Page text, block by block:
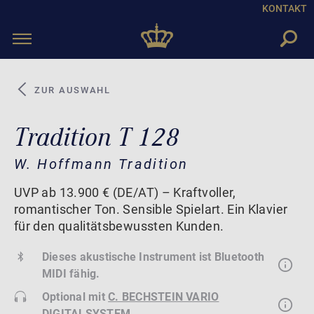
KONTAKT
Toggle
ZUR AUSWAHL
Tradition T 128
W. Hoffmann Tradition
UVP ab 13.900 € (DE/AT) – Kraftvoller,
romantischer Ton. Sensible Spielart. Ein Klavier
für den qualitätsbewussten Kunden.
Dieses akustische Instrument ist Bluetooth
MIDI fähig.
Optional mitC. BECHSTEIN VARIO